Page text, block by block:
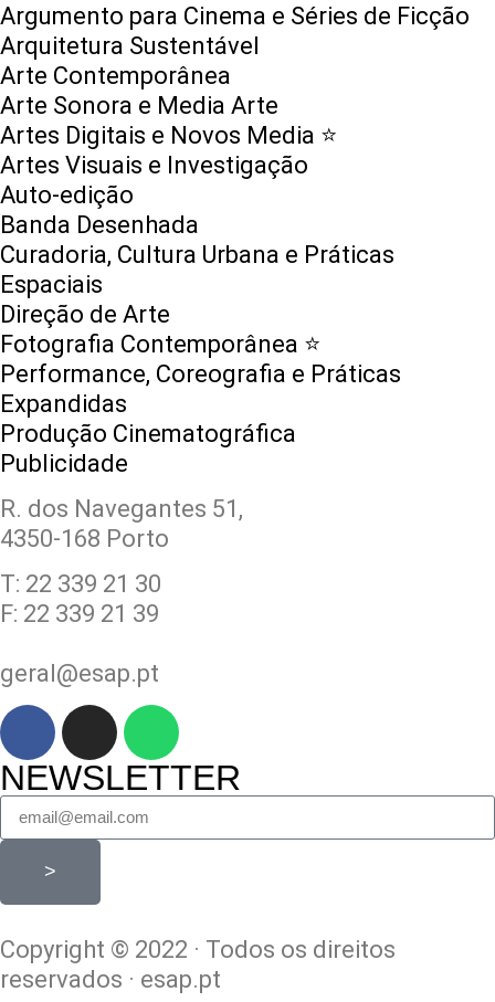
Argumento para Cinema e Séries de Ficção
Arquitetura Sustentável
Arte Contemporânea
Arte Sonora e Media Arte
Artes Digitais e Novos Media ⭐️
Artes Visuais e Investigação
Auto-edição
Banda Desenhada
Curadoria, Cultura Urbana e Práticas
Espaciais
Direção de Arte
Fotografia Contemporânea ⭐️
Performance, Coreografia e Práticas
Expandidas
Produção Cinematográfica
Publicidade
R. dos Navegantes 51,
4350-168 Porto
T: 22 339 21 30
F: 22 339 21 39
geral@esap.pt
NEWSLETTER
>
Copyright © 2022 · Todos os direitos
reservados · esap.pt